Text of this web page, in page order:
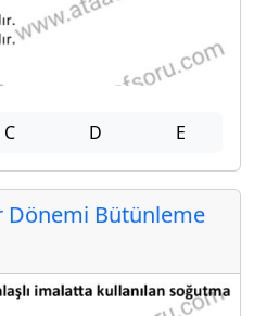
C D E
Dönemi Bütünleme